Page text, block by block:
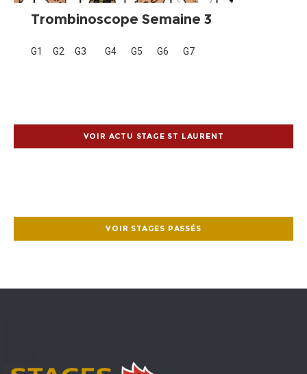
Trombinoscope Semaine 3
G1 G2 G3 G4 G5 G6 G7
VOIR ACTU STAGE ST LAURENT
VOIR STAGES PASSÉS